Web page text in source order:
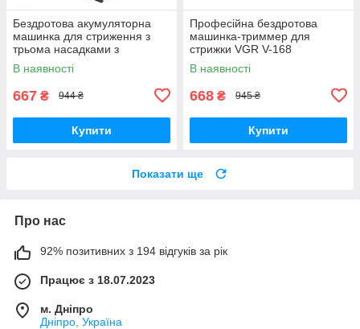
Бездротова акумуляторна
машинка для стриження з
трьома насадками з
неіржавкої сталі Gemei GM-
6050
В наявності
667 ₴ 944 ₴
Купити
Професійна бездротова
машинка-триммер для
стрижки VGR V-168
В наявності
668 ₴ 945 ₴
Купити
Показати ще
Про нас
92% позитивних з 194 відгуків за рік
Працює з 18.07.2023
м. Дніпро
Дніпро, Україна